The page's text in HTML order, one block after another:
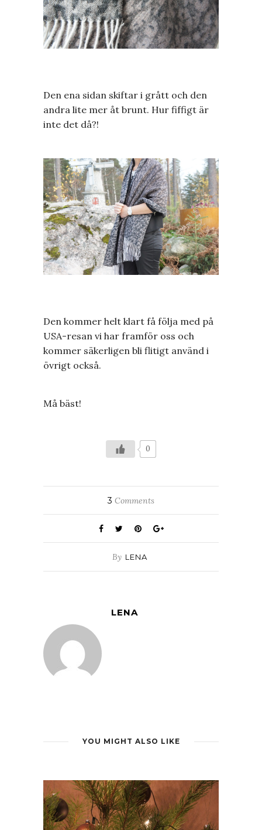
Den ena sidan skiftar i grått och den
andra lite mer åt brunt. Hur fiffigt är
inte det då?!
Den kommer helt klart få följa med på
USA-resan vi har framför oss och
kommer säkerligen bli flitigt använd i
övrigt också.
Må bäst!
0
3 Comments
By LENA
LENA
YOU MIGHT ALSO LIKE